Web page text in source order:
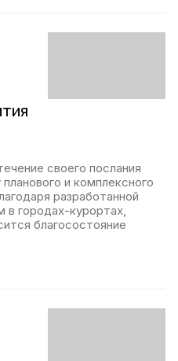
своего послания
и комплексного
разработанной
в городах-курортах,
благосостояние